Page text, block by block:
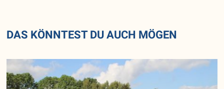
DAS KÖNNTEST DU AUCH MÖGEN